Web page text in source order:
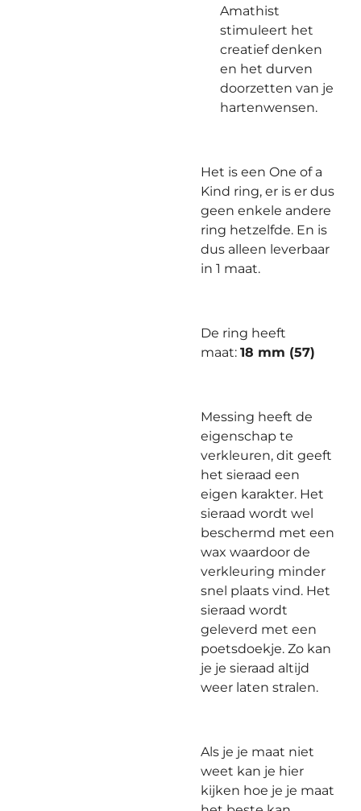
Amathist
stimuleert het
creatief denken
en het durven
doorzetten van je
hartenwensen.
Het is een One of a
Kind ring, er is er dus
geen enkele andere
ring hetzelfde. En is
dus alleen leverbaar
in 1 maat.
De ring heeft
maat: 18 mm (57)
Messing heeft de
eigenschap te
verkleuren, dit geeft
het sieraad een
eigen karakter. Het
sieraad wordt wel
beschermd met een
wax waardoor de
verkleuring minder
snel plaats vind. Het
sieraad wordt
geleverd met een
poetsdoekje. Zo kan
je je sieraad altijd
weer laten stralen.
Als je je maat niet
weet kan je hier
kijken hoe je je maat